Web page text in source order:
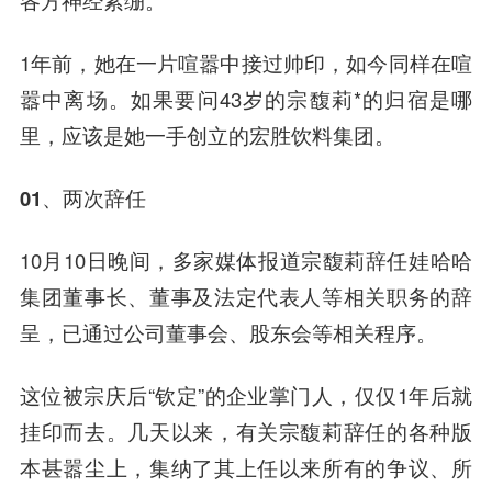
1年前，她在一片喧嚣中接过帅印，如今同样在喧
嚣中离场。如果要问43岁的宗馥莉*的归宿是哪
里，应该是她一手创立的宏胜饮料集团。
01、两次辞任
10月10日晚间，多家媒体报道宗馥莉辞任娃哈哈
集团董事长、董事及法定代表人等相关职务的辞
呈，已通过公司董事会、股东会等相关程序。
这位被宗庆后“钦定”的企业掌门人，仅仅1年后就
挂印而去。几天以来，有关宗馥莉辞任的各种版
本甚嚣尘上，集纳了其上任以来所有的争议、所